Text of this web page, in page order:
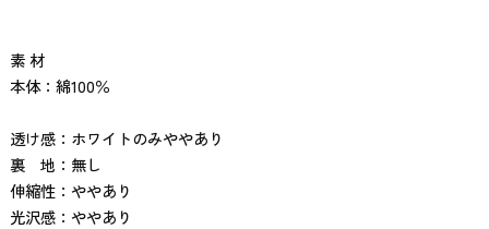
素 材
本体：綿100％
透け感：ホワイトのみややあり
裏 地：無し
伸縮性：ややあり
光沢感：ややあり